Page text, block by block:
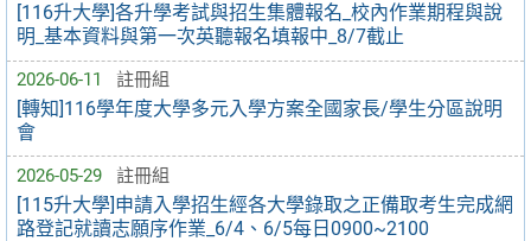
[116升大學]各升學考試與招生集體報名_校內作業期程與說
明_基本資料與第一次英聽報名填報中_8/7截止
2026-06-11 註冊組
[轉知]116學年度大學多元入學方案全國家長/學生分區說明
會
2026-05-29 註冊組
[115升大學]申請入學招生經各大學錄取之正備取考生完成網
路登記就讀志願序作業_6/4、6/5每日0900~2100